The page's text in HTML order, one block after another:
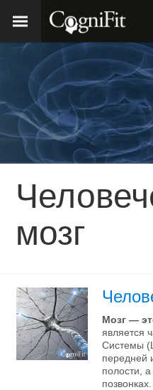
мозг
Мозг —
является
Системы
передней
полости, а